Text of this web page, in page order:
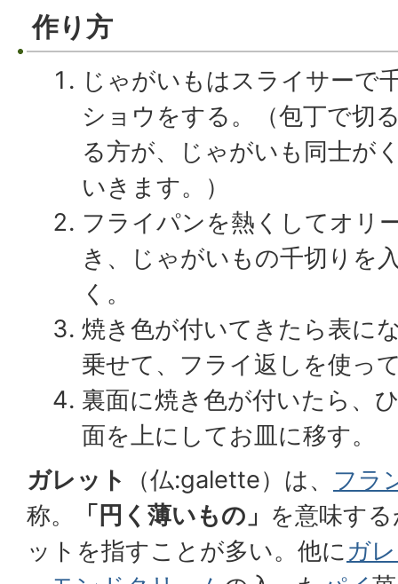
作り方
じゃがいもはスライサーで
ショウをする。（包丁で切
る方が、じゃがいも同士が
いきます。）
フライパンを熱くしてオリ
き、じゃがいもの千切りを
く。
焼き色が付いてきたら表に
乗せて、フライ返しを使っ
裏面に焼き色が付いたら、
面を上にしてお皿に移す。
ガレット
（仏:galette）は、 フラ
称。
「円く薄いもの」 を意味す
ットを指すことが多い。他に ガ